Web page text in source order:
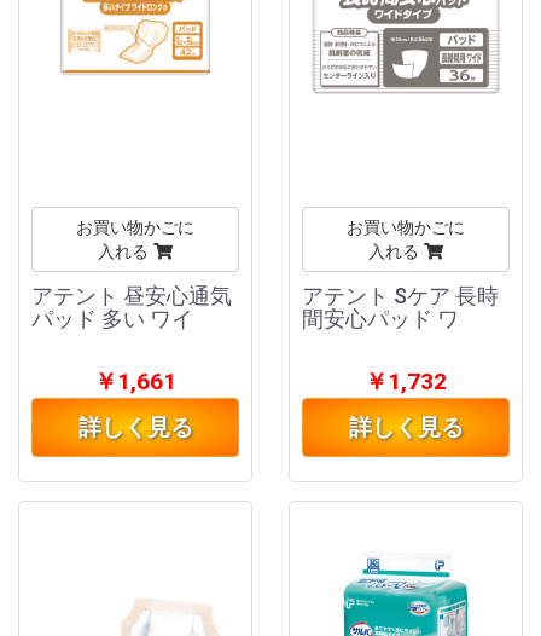
お買い物かごに
入れる
アテント 昼安心通気
パッド 多い ワイ
￥1,661
詳しく見る
お買い物かごに
入れる
アテント Sケア 長時
間安心パッド ワ
￥1,732
詳しく見る